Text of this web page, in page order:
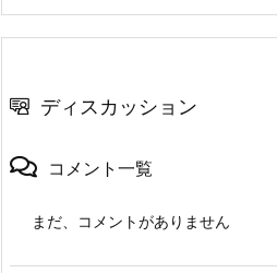
ディスカッション
コメント一覧
まだ、コメントがありません